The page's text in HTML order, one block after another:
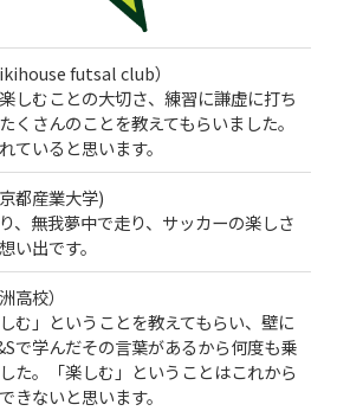
futsal club）
しむことの大切さ、練習に謙虚に打ち
くさんのことを教えてもらいました。
ていると思います。
都産業大学)
、無我夢中で走り、サッカーの楽しさ
い出です。
校）
む」ということを教えてもらい、壁に
で学んだその言葉があるから何度も乗
た。「楽しむ」ということはこれから
きないと思います。